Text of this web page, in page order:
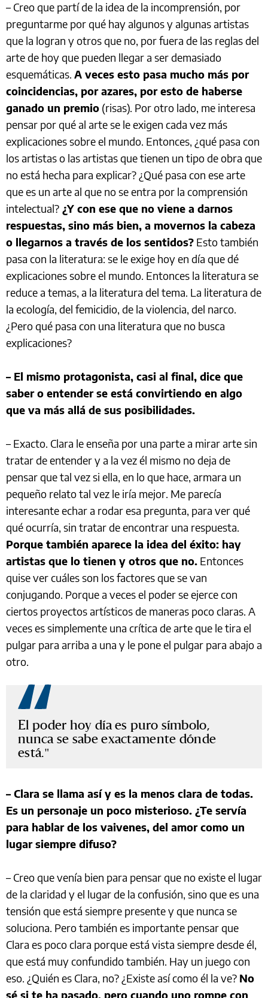
– Creo que partí de la idea de la incomprensión, por
preguntarme por qué hay algunos y algunas artistas
que la logran y otros que no, por fuera de las reglas del
arte de hoy que pueden llegar a ser demasiado
esquemáticas. A veces esto pasa mucho más por
coincidencias, por azares, por esto de haberse
ganado un premio (risas). Por otro lado, me interesa
pensar por qué al arte se le exigen cada vez más
explicaciones sobre el mundo. Entonces, ¿qué pasa con
los artistas o las artistas que tienen un tipo de obra que
no está hecha para explicar? ¿Qué pasa con ese arte
que es un arte al que no se entra por la comprensión
intelectual? ¿Y con ese que no viene a darnos
respuestas, sino más bien, a movernos la cabeza
o llegarnos a través de los sentidos? Esto también
pasa con la literatura: se le exige hoy en día que dé
explicaciones sobre el mundo. Entonces la literatura se
reduce a temas, a la literatura del tema. La literatura de
la ecología, del femicidio, de la violencia, del narco.
¿Pero qué pasa con una literatura que no busca
explicaciones?
– El mismo protagonista, casi al final, dice que
saber o entender se está convirtiendo en algo
que va más allá de sus posibilidades.
– Exacto. Clara le enseña por una parte a mirar arte sin
tratar de entender y a la vez él mismo no deja de
pensar que tal vez si ella, en lo que hace, armara un
pequeño relato tal vez le iría mejor. Me parecía
interesante echar a rodar esa pregunta, para ver qué
qué ocurría, sin tratar de encontrar una respuesta.
Porque también aparece la idea del éxito: hay
artistas que lo tienen y otros que no. Entonces
quise ver cuáles son los factores que se van
conjugando. Porque a veces el poder se ejerce con
ciertos proyectos artísticos de maneras poco claras. A
veces es simplemente una crítica de arte que le tira el
pulgar para arriba a una y le pone el pulgar para abajo a
otro.
El poder hoy día es puro símbolo,
nunca se sabe exactamente dónde
está.
– Clara se llama así y es la menos clara de todas.
Es un personaje un poco misterioso. ¿Te servía
para hablar de los vaivenes, del amor como un
lugar siempre difuso?
– Creo que venía bien para pensar que no existe el lugar
de la claridad y el lugar de la confusión, sino que es una
tensión que está siempre presente y que nunca se
soluciona. Pero también es importante pensar que
Clara es poco clara porque está vista siempre desde él,
que está muy confundido también. Hay un juego con
eso. ¿Quién es Clara, no? ¿Existe así como él la ve? No
sé si te ha pasado, pero cuando uno rompe con